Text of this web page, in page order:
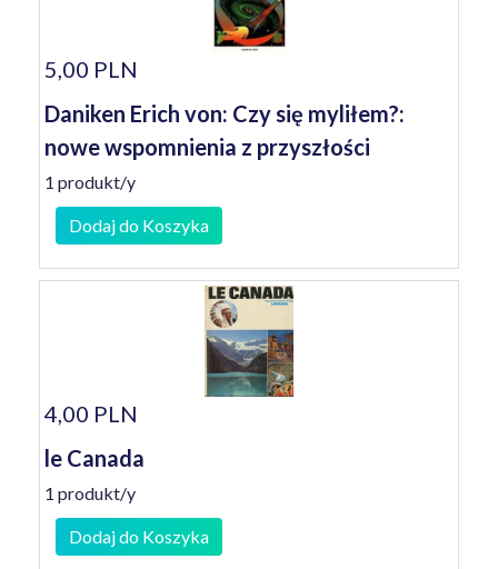
5,00 PLN
Daniken Erich von: Czy się myliłem?:
nowe wspomnienia z przyszłości
1 produkt/y
Dodaj do Koszyka
4,00 PLN
le Canada
1 produkt/y
Dodaj do Koszyka